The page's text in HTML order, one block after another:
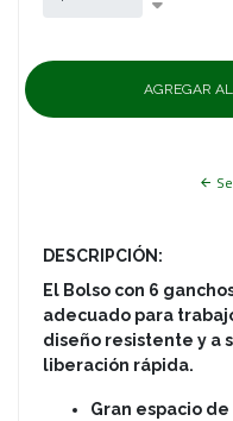
DESCRIPCIÓN:
El Bolso con 6
adecuado para
diseño resistente y a
liberación rápida.
Gran espacio